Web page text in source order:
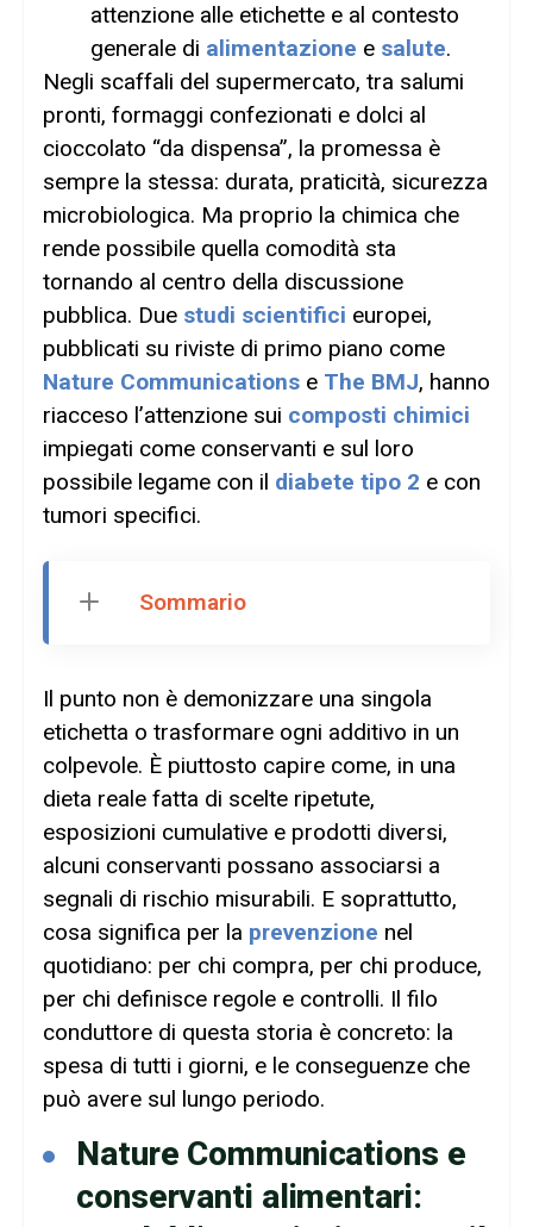
attenzione alle etichette e al contesto
generale di alimentazione e salute.
Negli scaffali del supermercato, tra salumi
pronti, formaggi confezionati e dolci al
cioccolato “da dispensa”, la promessa è
sempre la stessa: durata, praticità, sicurezza
microbiologica. Ma proprio la chimica che
rende possibile quella comodità sta
tornando al centro della discussione
pubblica. Due studi scientifici europei,
pubblicati su riviste di primo piano come
Nature Communications e The BMJ, hanno
riacceso l’attenzione sui composti chimici
impiegati come conservanti e sul loro
possibile legame con il diabete tipo 2 e con
tumori specifici.
Sommario
Il punto non è demonizzare una singola
etichetta o trasformare ogni additivo in un
colpevole. È piuttosto capire come, in una
dieta reale fatta di scelte ripetute,
esposizioni cumulative e prodotti diversi,
alcuni conservanti possano associarsi a
segnali di rischio misurabili. E soprattutto,
cosa significa per la prevenzione nel
quotidiano: per chi compra, per chi produce,
per chi definisce regole e controlli. Il filo
conduttore di questa storia è concreto: la
spesa di tutti i giorni, e le conseguenze che
può avere sul lungo periodo.
Nature Communications e
conservanti alimentari: